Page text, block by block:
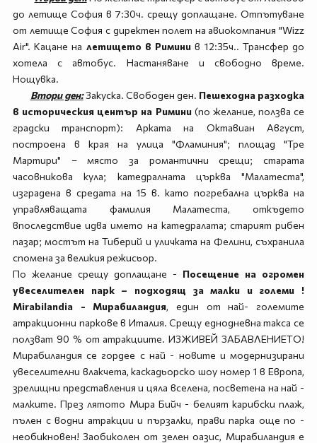
до летище София в 7:30ч. срещу доплащане. Отпътуване
от летище София с директен полет на авиокомпания "Wizz
Air". Кацане на летището в Риминив 12:35ч.. Трансфер до
хотела с автобус. Настаняване и свободно време.
Нощувка.
Втори ден:Закуска. Свободен ден. Пешеходна разходка
в историческия център на Римини(по желание, ползва се
градски транспорт): Арката на Октавиан Август,
построена в края на улица "Фламиния"; площад "Тре
Мартири" – място за романтични срещи; старата
часовникова кула; катедралната църква "Малатеста",
изграденa в средата на 15 в. като погребална църква на
управляващата фамилия Малатеста, откъдето
впоследствие идва името на катедралата; старият рибен
пазар; мостът на Тиберий и уличката на Фелини, съхранила
спомена за великия режисьор.
По желание срещу доплащане - Посещение на огромен
увеселителен парк – подходящ за малки и големи !
Mirabilandia - Мирабиландия, един от най- големите
атракционни паркове в Италия. Срещу еднодневна такса се
ползват 90 % от атракциите. ИЗЖИВЕЙ ЗАБАВЛЕНИЕТО!
Мирабиландия се гордее с най - новите и модернизирани
увеселителни влакчета, каскадьорско шоу номер 1 в Европа,
зрелищни представления и цяла вселена, посветена на най -
малките. През лятото Мира Бийч - белият карибски плаж,
пълен с водни атракции и пързалки, прави парка още по -
необикновен! Заобиколен от зелен оазис, Мирабиландия е